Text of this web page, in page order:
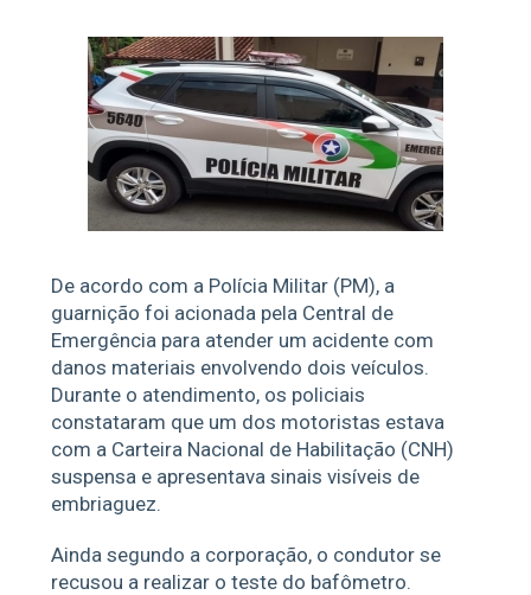
De acordo com a Polícia Militar (PM), a
guarnição foi acionada pela Central de
Emergência para atender um acidente com
danos materiais envolvendo dois veículos.
Durante o atendimento, os policiais
constataram que um dos motoristas estava
com a Carteira Nacional de Habilitação (CNH)
suspensa e apresentava sinais visíveis de
embriaguez.
Ainda segundo a corporação, o condutor se
recusou a realizar o teste do bafômetro.